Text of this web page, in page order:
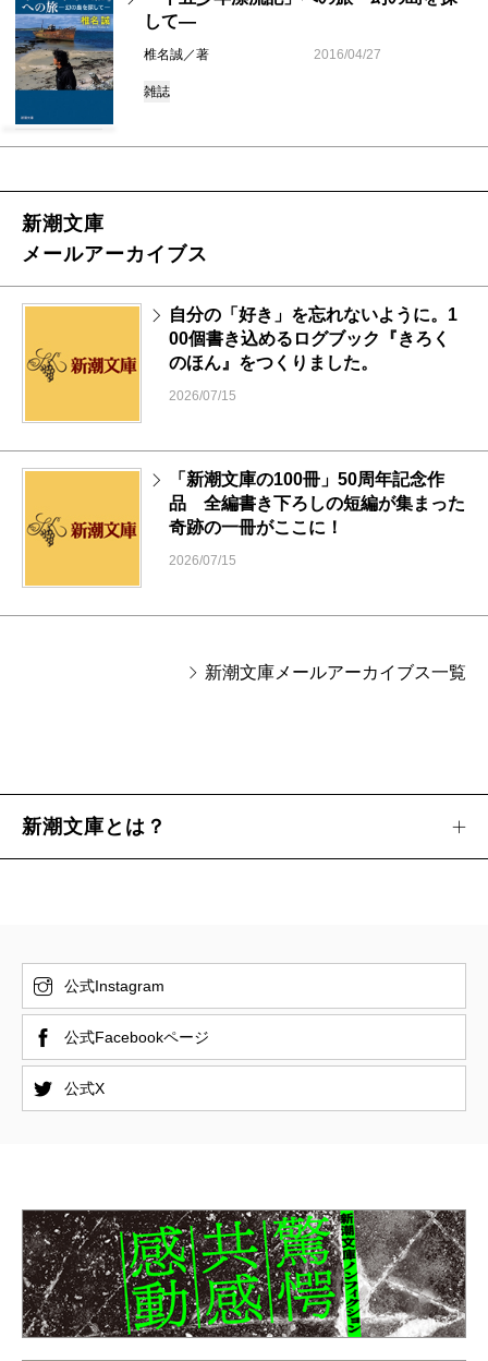
して―
椎名誠／著 2016/04/27
雑誌
新潮文庫
メールアーカイブス
自分の「好き」を忘れないように。1
00個書き込めるログブック『きろく
のほん』をつくりました。
2026/07/15
「新潮文庫の100冊」50周年記念作
品 全編書き下ろしの短編が集まった
奇跡の一冊がここに！
2026/07/15
新潮文庫メールアーカイブス一覧
新潮文庫とは？
公式Instagram
公式Facebookページ
公式X